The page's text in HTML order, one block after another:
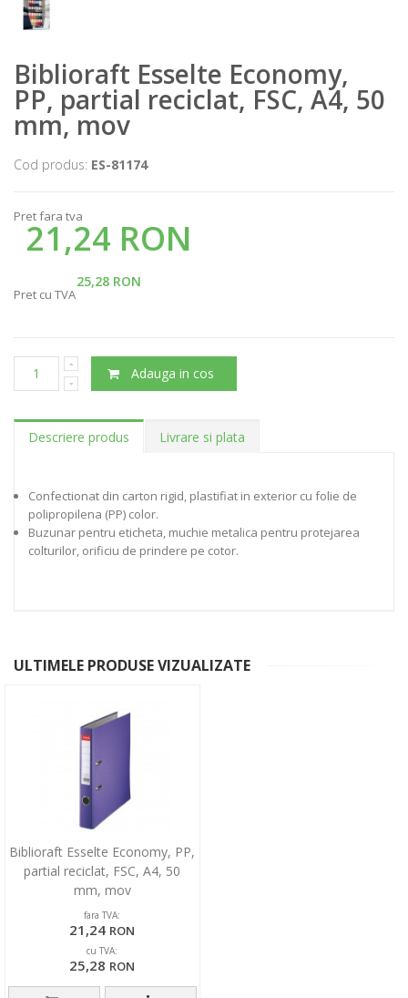
Biblioraft Esselte Economy,
PP, partial reciclat, FSC, A4, 50
mm, mov
Cod produs: ES-81174
Pret fara tva
21,24 RON
25,28 RON
Pret cu TVA
Adauga in cos
Descriere produs Livrare si plata
Confectionat din carton rigid, plastifiat in exterior cu folie de
polipropilena (PP) color.
Buzunar pentru eticheta, muchie metalica pentru protejarea
colturilor, orificiu de prindere pe cotor.
ULTIMELE PRODUSE VIZUALIZATE
Biblioraft Esselte Economy, PP,
partial reciclat, FSC, A4, 50
mm, mov
fara TVA:
21,24 RON
cu TVA:
25,28 RON